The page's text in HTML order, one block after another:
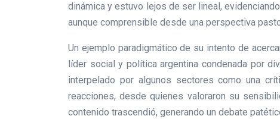
dinámica y estuvo lejos de ser lineal,
aunque comprensible desde una perspectiva
Un ejemplo paradigmático de su intento de
líder social y política argentina condenada por
interpelado por algunos sectores como una
reacciones, desde quienes valoraron su
contenido trascendió, generando un debate